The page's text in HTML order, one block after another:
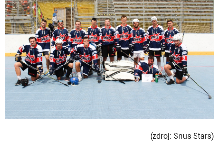
(zdroj: Snus Stars)